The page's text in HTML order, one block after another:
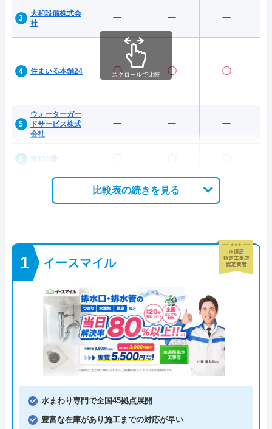
大和設備株式会
社
ー ー ー
住まいる本舗24 〇 〇 〇
ウォーターガー
ドサービス株式
会社
ー ー ー
水110番
スクロールで比較
比較表の続きを見る
イースマイル
水まわり専門で全国45拠点展開
豊富な在庫があり施工までの対応が早い